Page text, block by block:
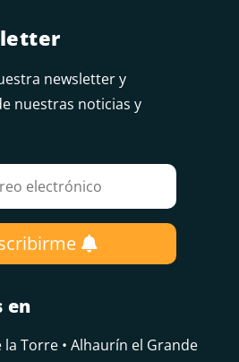
newsletter y
nuestras noticias y
en
Torre • Alhaurín el Grande